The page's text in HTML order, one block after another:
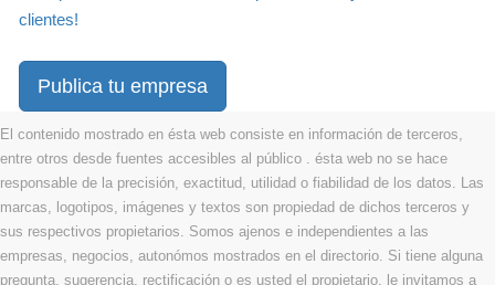
clientes!
Publica tu empresa
El contenido mostrado en ésta web consiste en información de terceros,
entre otros desde fuentes accesibles al público . ésta web no se hace
responsable de la precisión, exactitud, utilidad o fiabilidad de los datos. Las
marcas, logotipos, imágenes y textos son propiedad de dichos terceros y
sus respectivos propietarios. Somos ajenos e independientes a las
empresas, negocios, autonómos mostrados en el directorio. Si tiene alguna
pregunta, sugerencia, rectificación o es usted el propietario, le invitamos a